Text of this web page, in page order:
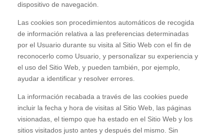
dispositivo de navegación.
Las cookies son procedimientos automáticos de recogida
de información relativa a las preferencias determinadas
por el Usuario durante su visita al Sitio Web con el fin de
reconocerlo como Usuario, y personalizar su experiencia y
el uso del Sitio Web, y pueden también, por ejemplo,
ayudar a identificar y resolver errores.
La información recabada a través de las cookies puede
incluir la fecha y hora de visitas al Sitio Web, las páginas
visionadas, el tiempo que ha estado en el Sitio Web y los
sitios visitados justo antes y después del mismo. Sin